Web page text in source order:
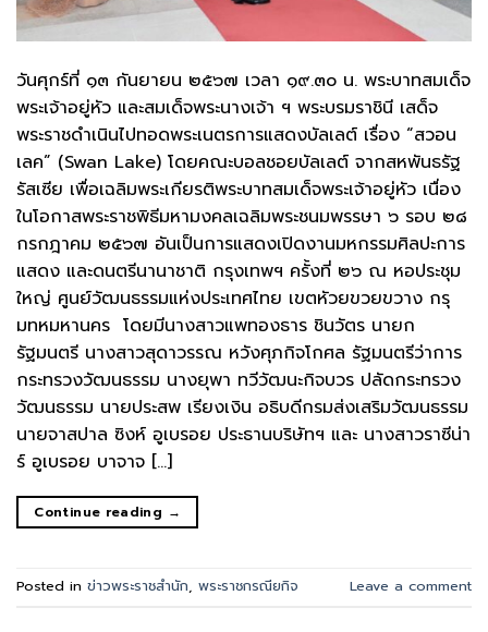
วันศุกร์ที่ ๑๓ กันยายน ๒๕๖๗ เวลา ๑๙.๓๐ น. พระบาทสมเด็จ
พระเจ้าอยู่หัว และสมเด็จพระนางเจ้า ฯ พระบรมราชินี เสด็จ
พระราชดำเนินไปทอดพระเนตรการแสดงบัลเลต์ เรื่อง “สวอน
เลค” (Swan Lake) โดยคณะบอลชอยบัลเลต์ จากสหพันธรัฐ
รัสเซีย เพื่อเฉลิมพระเกียรติพระบาทสมเด็จพระเจ้าอยู่หัว เนื่อง
ในโอกาสพระราชพิธีมหามงคลเฉลิมพระชนมพรรษา ๖ รอบ ๒๘
กรกฎาคม ๒๕๖๗ อันเป็นการแสดงเปิดงานมหกรรมศิลปะการ
แสดง และดนตรีนานาชาติ กรุงเทพฯ ครั้งที่ ๒๖ ณ หอประชุม
ใหญ่ ศูนย์วัฒนธรรมแห่งประเทศไทย เขตหัวยขวยขวาง กรุ
มทหมหานคร โดยมีนางสาวแพทองธาร ชินวัตร นายก
รัฐมนตรี นางสาวสุดาวรรณ หวังศุภกิจโกศล รัฐมนตรีว่าการ
กระทรวงวัฒนธรรม นางยุพา ทวีวัฒนะกิจบวร ปลัดกระทรวง
วัฒนธรรม นายประสพ เรียงเงิน อธิบดีกรมส่งเสริมวัฒนธรรม
นายจาสปาล ซิงห์ อูเบรอย ประธานบริษัทฯ และ นางสาวราซีน่า
ร์ อูเบรอย บาจาจ […]
Continue reading →
Posted in ข่าวพระราชสำนัก, พระราชกรณียกิจ Leave a comment